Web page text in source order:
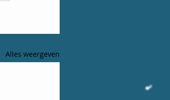
Alles weergeven